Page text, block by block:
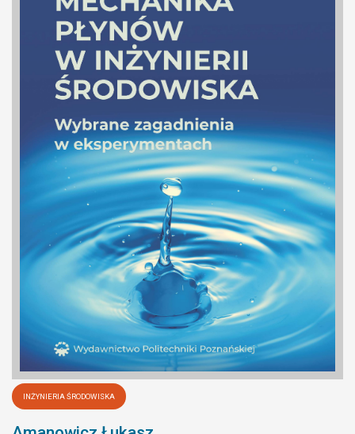
INŻYNIERIA ŚRODOWISKA